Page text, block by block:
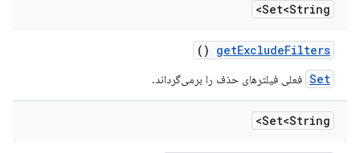
Set<String>
getExcludeFilters
()
Set فعلی فیلترهای حذف را برمی‌گرداند.
Set<String>